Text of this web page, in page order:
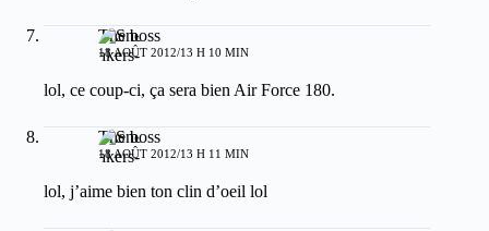
The boss
18 AOÛT 2012/13 H 10 MIN
lol, ce coup-ci, ça sera bien Air Force 180.
The boss
18 AOÛT 2012/13 H 11 MIN
lol, j’aime bien ton clin d’oeil lol